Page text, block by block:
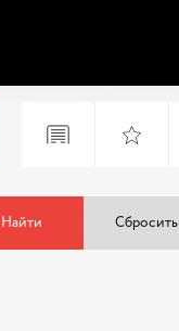
Найти Сбросить